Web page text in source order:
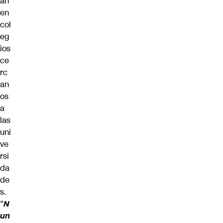
en
col
eg
ios
ce
rc
an
os
a
las
uni
ve
rsi
da
de
s.
“N
un